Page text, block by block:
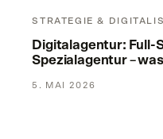
STRATEGIE &
Digitalagentur: Full-
Spezialagentur –
5. MAI 2026